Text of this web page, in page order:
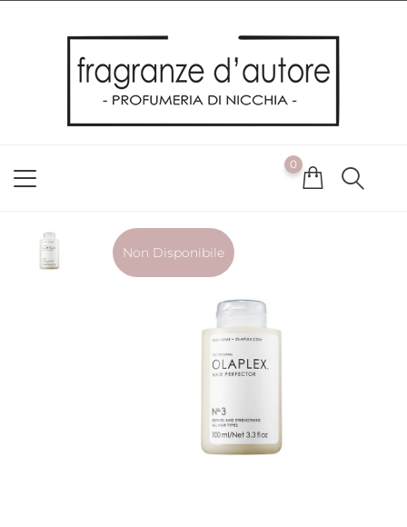
Utilizziamo i cookie per offrirti la migliore esperienza possibile
sul nostro sito web. Cliccando su OK, acconsenti alla nostra
politica sui cookie. Se desideri modificare le tue preferenze sui
cookie, puoi farlo
0
Non Disponibile